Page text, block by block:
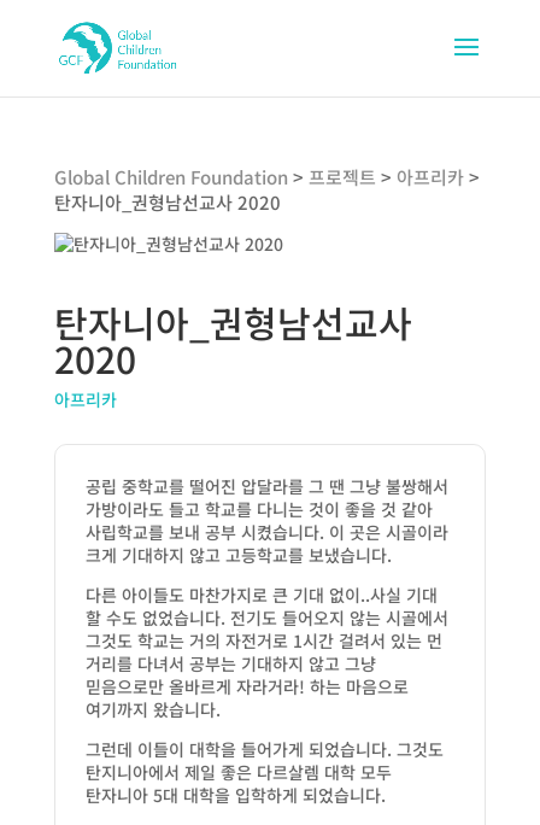
Global Children Foundation > 프로젝트 > 아프리카>
탄자니아_권형남선교사 2020
탄자니아_권형남선교사
2020
아프리카
공립 중학교를 떨어진 압달라를 그 땐 그냥 불쌍해서
가방이라도 들고 학교를 다니는 것이 좋을 것 같아
사립학교를 보내 공부 시켰습니다. 이 곳은 시골이라
크게 기대하지 않고 고등학교를 보냈습니다.
다른 아이들도 마찬가지로 큰 기대 없이..사실 기대
할 수도 없었습니다. 전기도 들어오지 않는 시골에서
그것도 학교는 거의 자전거로 1시간 걸려서 있는 먼
거리를 다녀서 공부는 기대하지 않고 그냥
믿음으로만 올바르게 자라거라! 하는 마음으로
여기까지 왔습니다.
그런데 이들이 대학을 들어가게 되었습니다. 그것도
탄지니아에서 제일 좋은 다르살렘 대학 모두
탄자니아 5대 대학을 입학하게 되었습니다.